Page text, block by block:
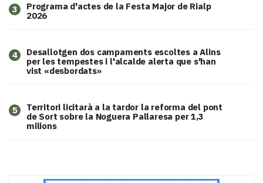
3
Programa d'actes de la Festa Major de Rialp
2026
4
​Desallotgen dos campaments escoltes a Alins
per les tempestes i l'alcalde alerta que s'han
vist «desbordats»
5
Territori licitarà a la tardor la reforma del pont
de Sort sobre la Noguera Pallaresa per 1,3
milions